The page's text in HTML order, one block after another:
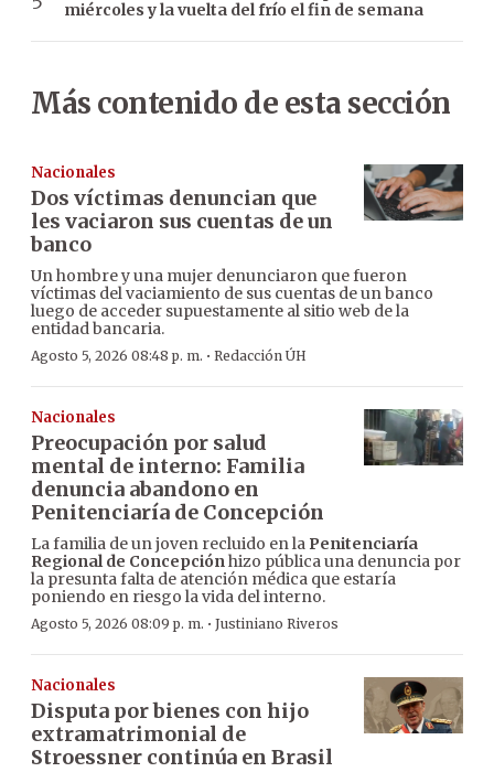
miércoles y la vuelta del frío el fin de semana
Más contenido de esta sección
Nacionales
Dos víctimas denuncian que
les vaciaron sus cuentas de un
banco
Un hombre y una mujer denunciaron que fueron
víctimas del vaciamiento de sus cuentas de un banco
luego de acceder supuestamente al sitio web de la
entidad bancaria.
Agosto 5, 2026 08:48 p. m. · Redacción ÚH
Nacionales
Preocupación por salud
mental de interno: Familia
denuncia abandono en
Penitenciaría de Concepción
La familia de un joven recluido en la Penitenciaría
Regional de Concepciónhizo pública una denuncia por
la presunta falta de atención médica que estaría
poniendo en riesgo la vida del interno.
Agosto 5, 2026 08:09 p. m. · Justiniano Riveros
Nacionales
Disputa por bienes con hijo
extramatrimonial de
Stroessner continúa en Brasil